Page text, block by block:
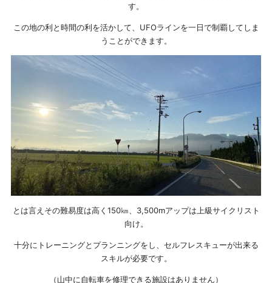
す。
この地の利と時間の利を活かして、UFOラインを一日で制覇してしま
うことができます。
とは言えその難易度は高く150㎞、3,500mアップは上級サイクリスト
向け。
十分にトレーニングとプランニングをし、セルフレスキューが出来る
スキルが必要です。
（山中に自転車を修理できる施設はありません）